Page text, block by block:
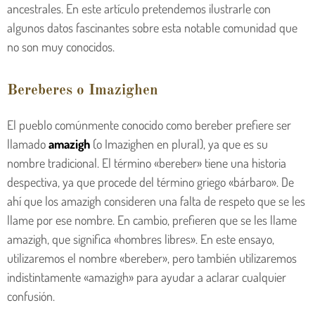
ancestrales. En este artículo pretendemos ilustrarle con
algunos datos fascinantes sobre esta notable comunidad que
no son muy conocidos.
Bereberes o Imazighen
El pueblo comúnmente conocido como bereber prefiere ser
llamadoamazigh (o Imazighen en plural), ya que es su
nombre tradicional. El término «bereber» tiene una historia
despectiva, ya que procede del término griego «bárbaro». De
ahí que los amazigh consideren una falta de respeto que se les
llame por ese nombre. En cambio, prefieren que se les llame
amazigh, que significa «hombres libres». En este ensayo,
utilizaremos el nombre «bereber», pero también utilizaremos
indistintamente «amazigh» para ayudar a aclarar cualquier
confusión.